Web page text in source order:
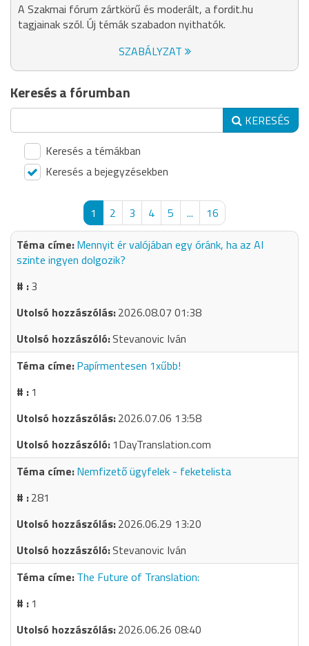
A Szakmai fórum zártkörű és moderált, a fordit.hu
tagjainak szól. Új témák szabadon nyithatók.
SZABÁLYZAT
Keresés a fórumban
KERESÉS
Keresés a témákban
Keresés a bejegyzésekben
1 2 3 4 5 ...
16
Mennyit ér valójában egy óránk, ha az AI
szinte ingyen dolgozik?
3
2026.08.07 01:38
Stevanovic Iván
Papírmentesen 1xűbb!
1
2026.07.06 13:58
1DayTranslation.com
Nemfizető ügyfelek - feketelista
281
2026.06.29 13:20
Stevanovic Iván
The Future of Translation:
1
2026.06.26 08:40